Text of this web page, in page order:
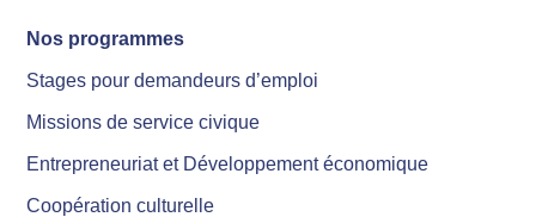
Nos programmes
Stages pour demandeurs d’emploi
Missions de service civique
Entrepreneuriat et Développement économique
Coopération culturelle